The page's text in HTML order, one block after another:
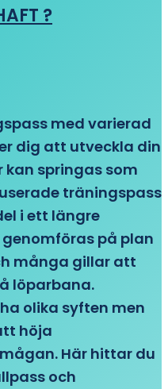
?
med varierad
dig att utveckla din
springas som
träningspass
i ett längre
på plan
många gillar att
löparbana.
olika syften men
höja
Här hittar du
och